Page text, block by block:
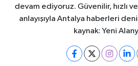
devam ediyoruz. Güvenilir, hızlı
anlayışıyla Antalya haberleri
kaynak: Yeni